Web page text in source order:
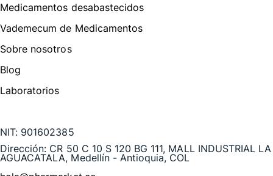
Medicamentos desabastecidos
Vademecum de Medicamentos
Sobre nosotros
Blog
Laboratorios
NIT: 901602385
Dirección: CR 50 C 10 S 120 BG 111, MALL INDUSTRIAL LA
AGUACATALA, Medellín - Antioquia, COL